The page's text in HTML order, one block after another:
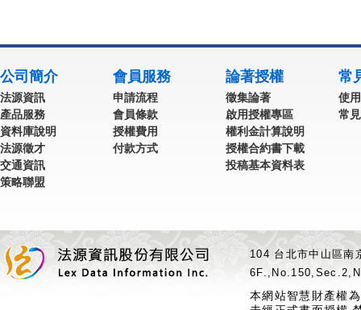
公司簡介
法源資訊
產品服務
資料庫說明
法源徵才
交通資訊
策略聯盟
會員服務
申請流程
會員條款
授權費用
付款方式
論著授權
徵集論著
啟用授權專區
權利金計算說明
授權合約書下載
投稿基本資料表
常
使
常
104 台北市中山區
本網站智慧財產權